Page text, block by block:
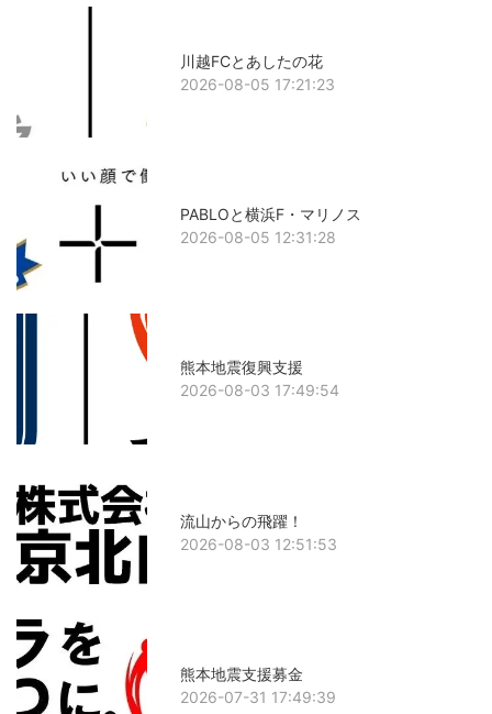
川越FCとあしたの花
2026-08-05 17:21:23
PABLOと横浜F・マリノス
2026-08-05 12:31:28
熊本地震復興支援
2026-08-03 17:49:54
流山からの飛躍！
2026-08-03 12:51:53
熊本地震支援募金
2026-07-31 17:49:39